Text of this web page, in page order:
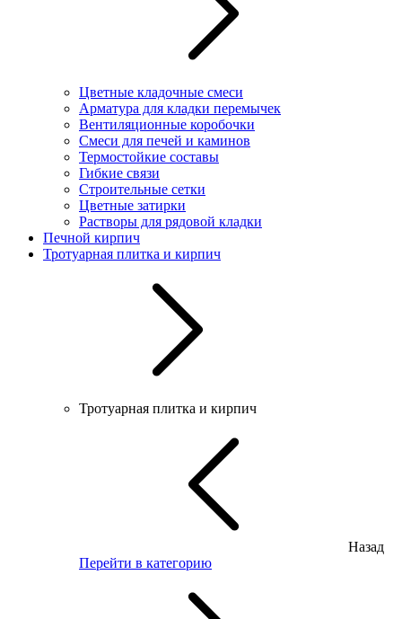
Цветные кладочные смеси
Арматура для кладки перемычек
Вентиляционные коробочки
Смеси для печей и каминов
Термостойкие составы
Гибкие связи
Строительные сетки
Цветные затирки
Растворы для рядовой кладки
Печной кирпич
Тротуарная плитка и кирпич
Тротуарная плитка и кирпич
Назад
Перейти в категорию